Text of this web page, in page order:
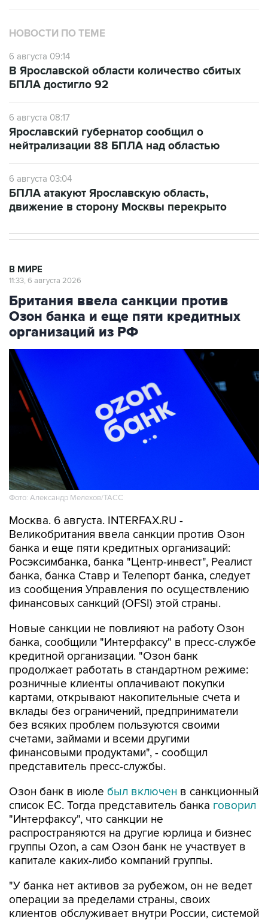
НОВОСТИ ПО ТЕМЕ
6 августа 09:14
В Ярославской области количество сбитых
БПЛА достигло 92
6 августа 08:17
Ярославский губернатор сообщил о
нейтрализации 88 БПЛА над областью
6 августа 03:04
БПЛА атакуют Ярославскую область,
движение в сторону Москвы перекрыто
В МИРЕ
11:33, 6 августа 2026
Британия ввела санкции против
Озон банка и еще пяти кредитных
организаций из РФ
Фото: Александр Мелехов/ТАСС
Москва. 6 августа. INTERFAX.RU -
Великобритания ввела санкции против Озон
банка и еще пяти кредитных организаций:
Росэксимбанка, банка "Центр-инвест", Реалист
банка, банка Ставр и Телепорт банка, следует
из сообщения Управления по осуществлению
финансовых санкций (OFSI) этой страны.
Новые санкции не повлияют на работу Озон
банка, сообщили "Интерфаксу" в пресс-службе
кредитной организации. "Озон банк
продолжает работать в стандартном режиме:
розничные клиенты оплачивают покупки
картами, открывают накопительные счета и
вклады без ограничений, предприниматели
без всяких проблем пользуются своими
счетами, займами и всеми другими
финансовыми продуктами", - сообщил
представитель пресс-службы.
Озон банк в июле был включен в санкционный
список ЕС. Тогда представитель банка говорил
"Интерфаксу", что санкции не
распространяются на другие юрлица и бизнес
группы Ozon, а сам Озон банк не участвует в
капитале каких-либо компаний группы.
"У банка нет активов за рубежом, он не ведет
операции за пределами страны, своих
клиентов обслуживает внутри России, системой